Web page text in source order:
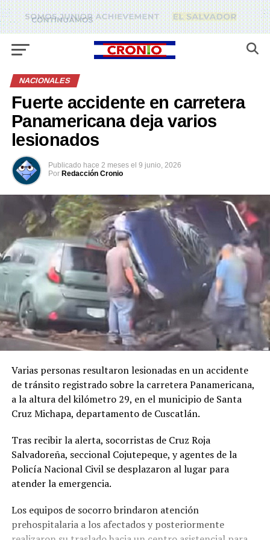
NACIONALES
Fuerte accidente en carretera
Panamericana deja varios
lesionados
Publicado hace 2 meses el 9 junio, 2026
Por Redacción Cronio
Varias personas resultaron lesionadas en un accidente
de tránsito registrado sobre la carretera Panamericana,
a la altura del kilómetro 29, en el municipio de Santa
Cruz Michapa, departamento de Cuscatlán.
Tras recibir la alerta, socorristas de Cruz Roja
Salvadoreña, seccional Cojutepeque, y agentes de la
Policía Nacional Civil se desplazaron al lugar para
atender la emergencia.
Los equipos de socorro brindaron atención
prehospitalaria a los afectados y posteriormente